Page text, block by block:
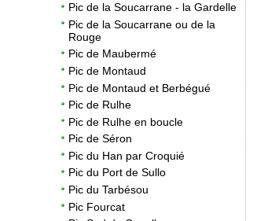
Pic de la Soucarrane - la Gardelle
Pic de la Soucarrane ou de la
Rouge
Pic de Maubermé
Pic de Montaud
Pic de Montaud et Berbégué
Pic de Rulhe
Pic de Rulhe en boucle
Pic de Séron
Pic du Han par Croquié
Pic du Port de Sullo
Pic du Tarbésou
Pic Fourcat